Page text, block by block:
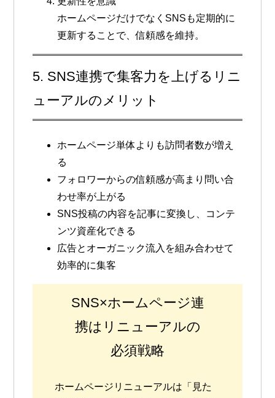
ホームページだけでなくSNSも定期的に
更新することで、信頼感を維持。
5. SNS連携で集客力を上げるリニ
ューアルのメリット
ホームページ単体よりも訪問者数が増え
る
フォロワーからの信頼感が高まり問い合
わせ率が上がる
SNS投稿の内容を記事に変換し、コンテ
ンツ資産化できる
広告とオーガニック流入を組み合わせて
効率的に集客
SNS×ホームページ連
携はリニューアルの
必須戦略
ホームページリニューアルは「見た